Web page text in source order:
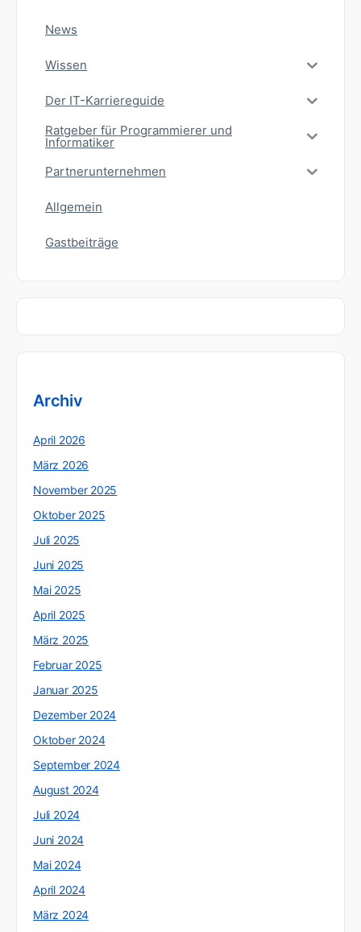
News
Wissen
Der IT-Karriereguide
Ratgeber für Programmierer und
Informatiker
Partnerunternehmen
Allgemein
Gastbeiträge
Archiv
April 2026
März 2026
November 2025
Oktober 2025
Juli 2025
Juni 2025
Mai 2025
April 2025
März 2025
Februar 2025
Januar 2025
Dezember 2024
Oktober 2024
September 2024
August 2024
Juli 2024
Juni 2024
Mai 2024
April 2024
März 2024